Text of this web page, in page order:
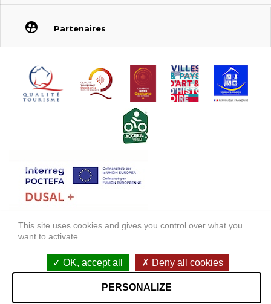
Partenaires
FONDS EUROPÉEN DE DÉVELOPPEMENT RÉGIONAL (FEDER)
Mentions légales
Accessibilité : non conforme
StudioJuillet
This site uses cookies and gives you control over what you
want to activate
OK, accept all Deny all cookies
PERSONALIZE